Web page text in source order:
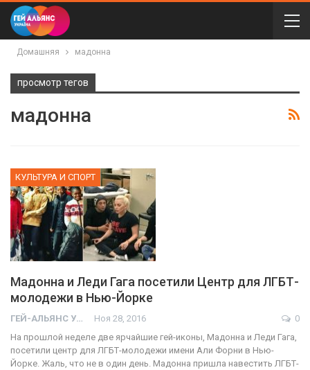
Домашняя мадонна
просмотр тегов
мадонна
КУЛЬТУРА И СПОРТ
Мадонна и Леди Гага посетили Центр для ЛГБТ-
молодежи в Нью-Йорке
ГЕЙ-АЛЬЯНС УКРАИНА Ноя 28, 2016
0
На прошлой неделе две ярчайшие гей-иконы, Мадонна и Леди Гага,
посетили центр для ЛГБТ-молодежи имени Али Форни в Нью-
Йорке. Жаль, что не в один день. Мадонна пришла навестить ЛГБТ-